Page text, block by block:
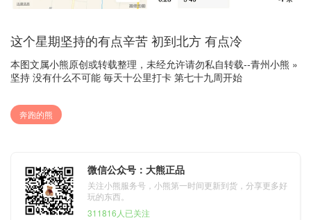
这个星期坚持的有点辛苦 初到北方 有点冷
本图文属小熊原创或转载整理，未经允许请勿私自转载--青州小熊 »
坚持 没有什么不可能 毎天十公里打卡 第七十九周开始
奔跑的熊
微信公众号：大熊正品
关注小熊服务号，小熊第一时间更新到货，分享更多好
玩的东西。
311816人已关注